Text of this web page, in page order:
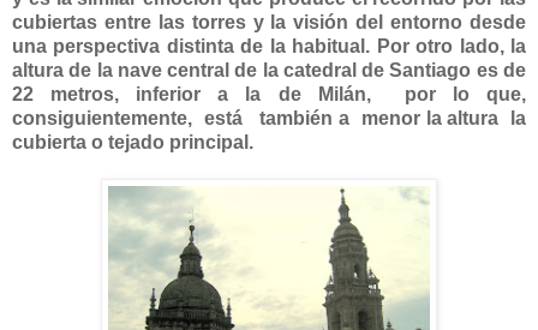
cubiertas entre las torres y la visión del entorno desde
una perspectiva distinta de la habitual. Por otro lado, la
altura de la nave central de la catedral de Santiago es de
22 metros, inferior a la de Milán, por lo que,
consiguientemente, está también a menor la altura la
cubierta o tejado principal.